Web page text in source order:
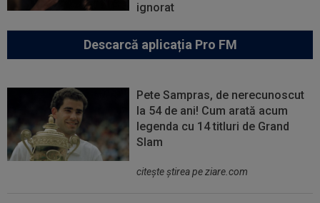
ignorat
Descarcă aplicația Pro FM
Pete Sampras, de nerecunoscut
la 54 de ani! Cum arată acum
legenda cu 14 titluri de Grand
Slam
citeşte ştirea pe ziare.com